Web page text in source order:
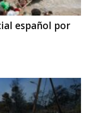
español por